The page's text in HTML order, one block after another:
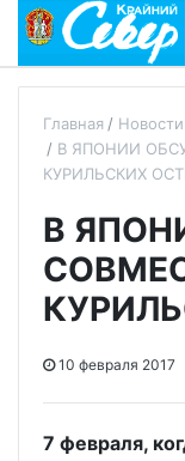
Главная Новости
В ЯПОНИИ
КУРИЛЬСКИХ
В
10 февраля 2017
7 февраля,